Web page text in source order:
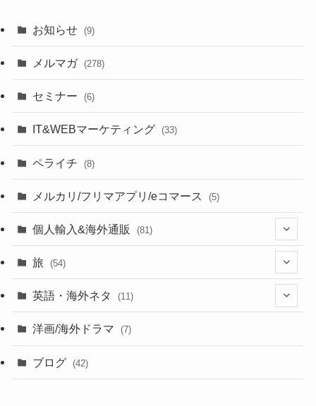
お知らせ (9)
メルマガ (278)
セミナー (6)
IT&WEBマーケティング (33)
ペライチ (8)
メルカリ/フリマアプリ/eコマース (5)
個人輸入&海外通販 (81)
旅 (54)
(43)
(6)
英語・海外ネタ (11)
洋画/海外ドラマ (7)
ブログ (42)